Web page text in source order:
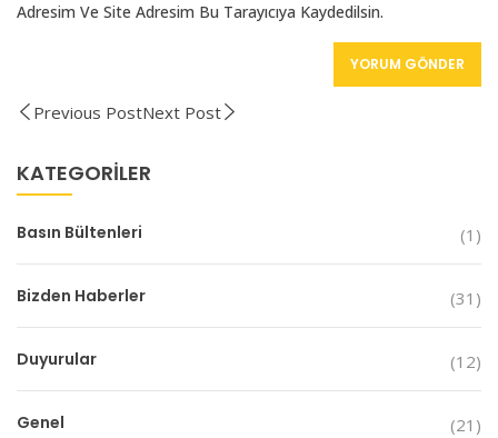
Adresim Ve Site Adresim Bu Tarayıcıya Kaydedilsin.
Previous PostNext Post
KATEGORILER
Basın Bültenleri (1)
Bizden Haberler (31)
Duyurular (12)
Genel (21)